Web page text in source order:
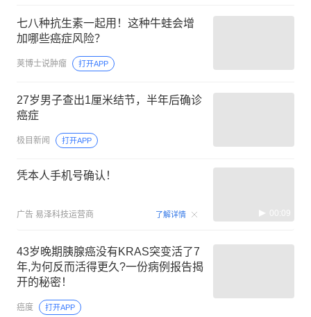
七八种抗生素一起用！这种牛蛙会增
加哪些癌症风险？
荚博士说肿瘤 打开APP
27岁男子查出1厘米结节，半年后确诊
癌症
极目新闻 打开APP
凭本人手机号确认！
广告 易泽科技运营商 了解详情 00:09
43岁晚期胰腺癌没有KRAS突变活了7
年,为何反而活得更久?一份病例报告揭
开的秘密！
癌度 打开APP